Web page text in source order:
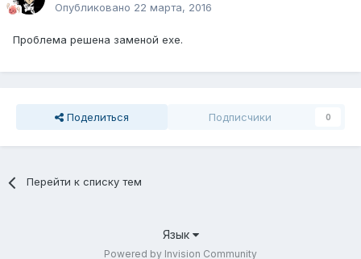
1. idnum2itemdisplaynametable
2. idnum2itemresnametable
Опубликовано 22 марта, 2016
Проблема решена заменой ехе.
Поделиться Подписчики 0
Перейти к списку тем
Язык
Powered by Invision Community